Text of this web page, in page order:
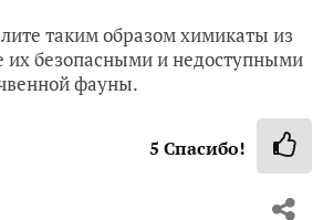
таким образом химикаты из
их безопасными и недоступными
фауны.
5 Спасибо!